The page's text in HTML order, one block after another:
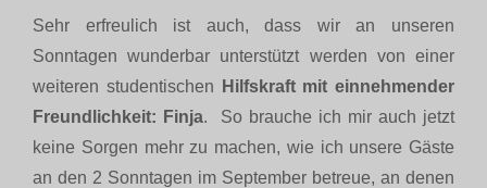
Sehr erfreulich ist auch, dass wir an unseren
Sonntagen wunderbar unterstützt werden von einer
weiteren studentischen
Hilfskraft mit einnehmender
Freundlichkeit: Finja. So brauche ich mir auch jetzt
keine Sorgen mehr zu machen, wie ich unsere Gäste
an den 2 Sonntagen im September betreue, an denen